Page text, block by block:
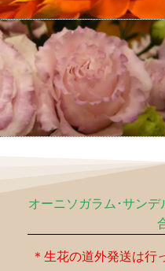
オーニソガラム･サン
＊生花の道外発送は